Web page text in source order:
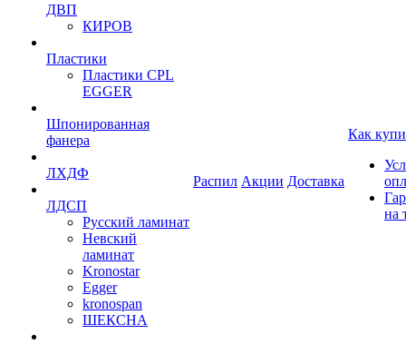
ДВП
КИРОВ
Пластики
Пластики CPL
EGGER
Шпонированная
фанера
ЛХДФ
ЛДСП
Русский ламинат
Невский
ламинат
Kronostar
Egger
kronospan
ШЕКСНА
Распил Акции Доставка
Как
на